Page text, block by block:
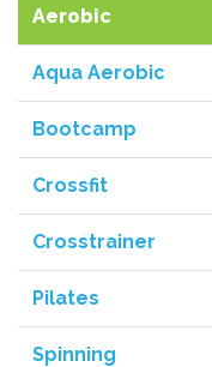
Aerobic
Aqua Aerobic
Bootcamp
Crossfit
Crosstrainer
Pilates
Spinning